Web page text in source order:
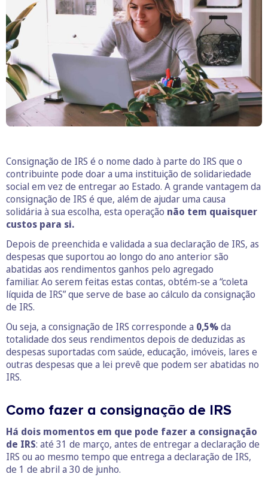
Consignação de IRS é o nome dado à parte do IRS que o
contribuinte pode doar a uma instituição de solidariedade
social em vez de entregar ao Estado. A grande vantagem da
consignação de IRS é que, além de ajudar uma causa
solidária à sua escolha, esta operação não tem quaisquer
custos para si.
Depois de preenchida e validada a sua declaração de IRS, as
despesas que suportou ao longo do ano anterior são
abatidas aos rendimentos ganhos pelo agregado
familiar. Ao serem feitas estas contas, obtém-se a “coleta
líquida de IRS” que serve de base ao cálculo da consignação
de IRS.
Ou seja, a consignação de IRS corresponde a 0,5%da
totalidade dos seus rendimentos depois de deduzidas as
despesas suportadas com saúde, educação, imóveis, lares e
outras despesas que a lei prevê que podem ser abatidas no
IRS.
Como fazer a consignação de IRS
Há dois momentos em que pode fazer a consignação
de IRS: até 31 de março, antes de entregar a declaração de
IRS ou ao mesmo tempo que entrega a declaração de IRS,
de 1 de abril a 30 de junho.